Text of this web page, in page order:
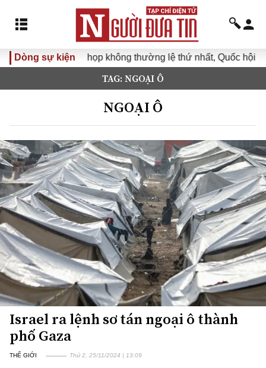
Dòng sự kiệnKỳ họp không thường lệ thứ nhất, Quốc hội khóa
TAG: NGOẠI Ô
NGOẠI Ô
Israel ra lệnh sơ tán ngoại ô thành
phố Gaza
THẾ GIỚI Thứ 2, 25/11/2024 | 13:09